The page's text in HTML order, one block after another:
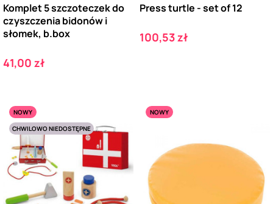
Komplet 5 szczoteczek do
czyszczenia bidonów i
słomek, b.box
Cena
41,00 zł
Press turtle - set of 12
Cena
100,53 zł
NOWY
CHWILOWO NIEDOSTĘPNE
NOWY